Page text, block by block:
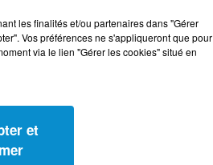
les finalités et/ou partenaires dans "Gérer
Vos préférences ne s'appliqueront que pour
via le lien "Gérer les cookies" situé en
et